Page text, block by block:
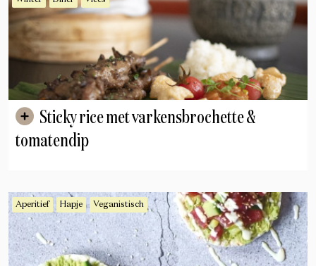
tomatendip
Aperitief Hapje Veganistisch